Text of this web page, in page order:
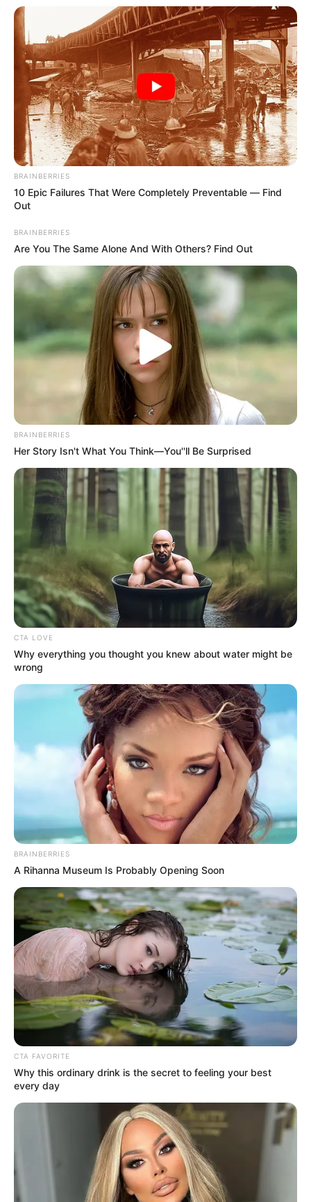
LOCALIDAD DE USME
Usme estrenó Comisaría
de Familia: se acabaron
las excusas para
denunciar
COMISARÍA DE FAMILIA
denunciar! Comisaría de
COMISARÍA DE FAMILIA
Alcaldesa de Santa Isabel
rompe el silencio sobre
denuncia por presunto
abuso contra menor
MARGARITA, BOLÍVAR
presunto maltrato físico y
psicológico a niño de 9
años
MARIQUITA
Menor fue sorprendido
con revólver dentro de
colegio en Mariquita
que protege a inquilinos:
propietarios ya no podrán
incumplirles
VÍCTIMAS
'En veremos' continua
atención a víctimas de
violencia tras pésimo
estado de comisarías en
Atlántico
ATLÁNTICO
Comisarías de Familia en
el Atlántico se están
cayendo a pedazos
BRAINBERRIES
10 Epic Failures That Were Completely Preventable — Find
Out
BRAINBERRIES
Are You The Same Alone And With Others? Find Out
BRAINBERRIES
Her Story Isn't What You Think—You''ll Be Surprised
CTA LOVE
Why everything you thought you knew about water might be
wrong
BRAINBERRIES
A Rihanna Museum Is Probably Opening Soon
CTA FAVORITE
Why this ordinary drink is the secret to feeling your best
every day